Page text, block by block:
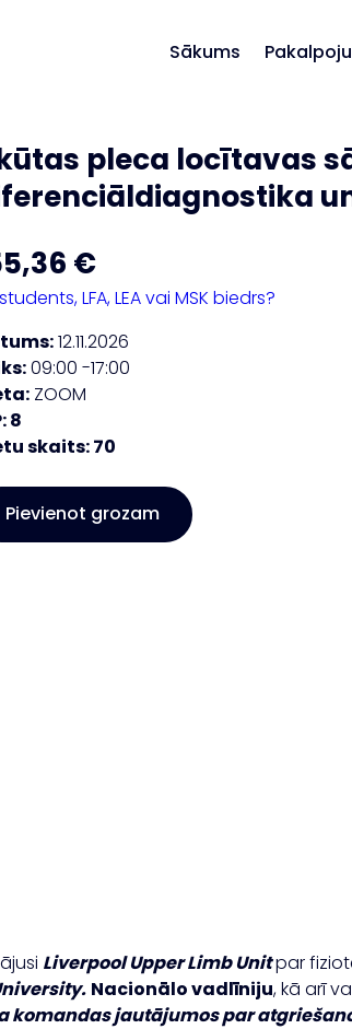
Sākums
pleca locītavas
€
LFA, LEA vai MSK biedrs?
12.11.2026
09:00 -17:00
ZOOM
8
skaits:70
Pievienot grozam
Liverpool Upper Limb Unitpar
Nacionālo vadlīniju, kā arī
komandas jautājumos par